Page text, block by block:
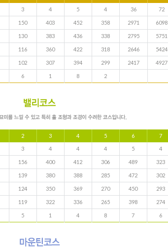
3 4 5 4 36 72
150 403 452 358 2971 6098
130 383 436 338 2795 5751
116 360 422 318 2646 5424
102 307 394 299 2417 4927
6 1 8 2
2 3 4 5 6 7
3 4 4 4 5 4
156 400 412 306 489 323
139 380 388 285 472 302
124 350 369 270 450 293
119 322 336 265 398 274
5 1 4 8 7 6